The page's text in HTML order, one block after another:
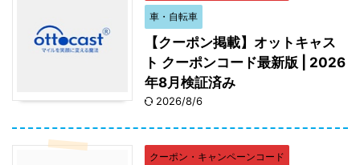
車・自転車
【クーポン掲載】オットキャス
ト クーポンコード最新版 | 2026
年8月検証済み
2026/8/6
クーポン・キャンペーンコード